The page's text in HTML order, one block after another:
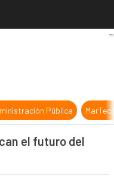
marcan el
Pública
el futuro del